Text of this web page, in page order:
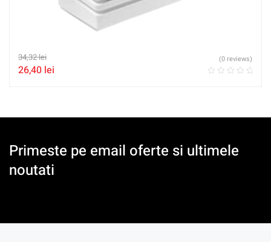
34,32lei
26,40 lei
(0 reviews)
Primeste pe email oferte si ultimele
noutati